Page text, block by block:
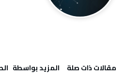
‫مقالات ذات صلة‬ ‫‫المزيد بواسطة‬ ‬ ‭ ‬الصحافة‭ ‬اليوم